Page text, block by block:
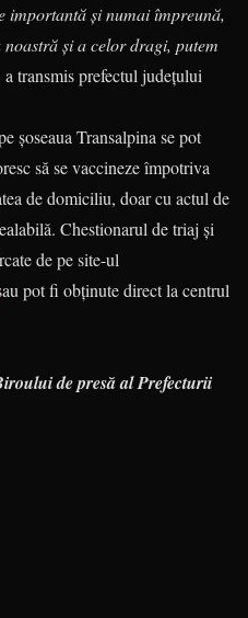
importantă și numai împreună,
și a celor dragi, putem
a transmis prefectul județului
șoseaua Transalpina se pot
să se vaccineze împotriva
de domiciliu, doar cu actul de
Chestionarul de triaj și
de pe site-ul
pot fi obținute direct la centrul
de presă al Prefecturii